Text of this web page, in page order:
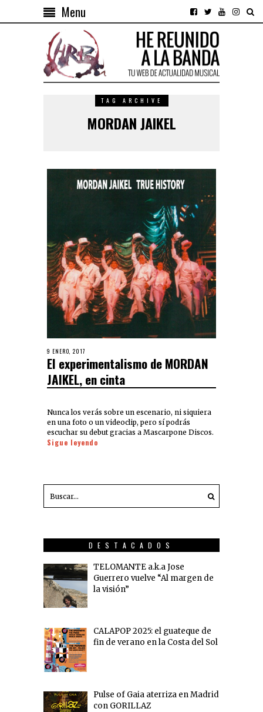
Menu
TAG ARCHIVE
MORDAN JAIKEL
9 ENERO, 2017
El experimentalismo de MORDAN
JAIKEL, en cinta
Nunca los verás sobre un escenario, ni siquiera
en una foto o un videoclip, pero sí podrás
escuchar su debut gracias a Mascarpone Discos.
Sigue leyendo
DESTACADOS
TELOMANTE a.k.a Jose
Guerrero vuelve “Al margen de
la visión”
CALAPOP 2025: el guateque de
fin de verano en la Costa del Sol
Pulse of Gaia aterriza en Madrid
con GORILLAZ